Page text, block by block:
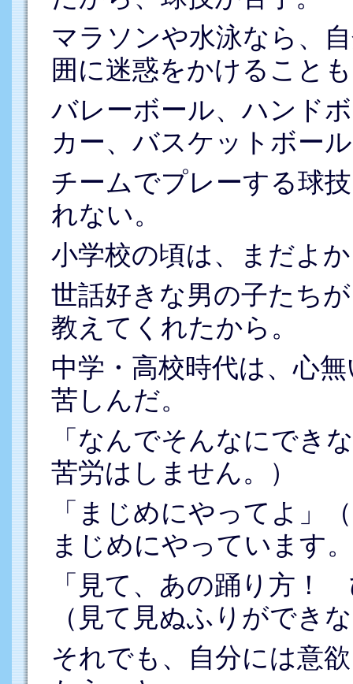
マラソンや水泳なら、
囲に迷惑をかけること
バレーボール、ハンド
カー、バスケットボー
チームでプレーする球
れない。
小学校の頃は、まだよ
世話好きな男の子たち
教えてくれたから。
中学・高校時代は、心
苦しんだ。
「なんでそんなにでき
苦労はしません。）
「まじめにやってよ」
まじめにやっています
「見て、あの踊り方！
（見て見ぬふりができ
それでも、自分には意